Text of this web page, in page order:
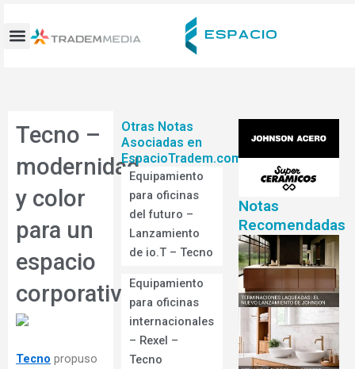
contenido
Tecno –
modernidad
y color
para un
espacio
corporativo
Tecno propuso
Otras Notas
Asociadas en
EspacioTradem.com
Equipamiento
para oficinas
del futuro –
Lanzamiento
de io.T – Tecno
Equipamiento
para oficinas
internacionales
– Rexel –
Tecno
Notas
Recomendadas